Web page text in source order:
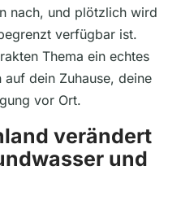
nach, und plötzlich wird
verfügbar ist.
Thema ein echtes
dein Zuhause, deine
vor Ort.
verändert
und